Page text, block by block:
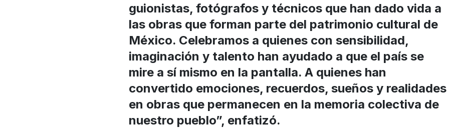
guionistas, fotógrafos y técnicos que han dado vida a
las obras que forman parte del patrimonio cultural de
México. Celebramos a quienes con sensibilidad,
imaginación y talento han ayudado a que el país se
mire a sí mismo en la pantalla. A quienes han
convertido emociones, recuerdos, sueños y realidades
en obras que permanecen en la memoria colectiva de
nuestro pueblo”, enfatizó.